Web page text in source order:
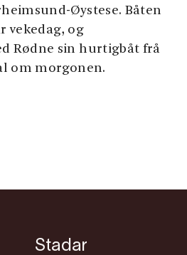
Øystese. Båten
vekedag, og
Rødne sin hurtigbåt frå
om morgonen.
Stadar